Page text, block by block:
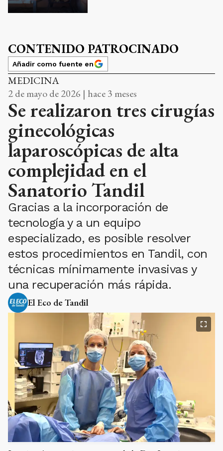
CONTENIDO PATROCINADO
Añadir como fuente en
MEDICINA
2 de mayo de 2026 | hace 3 meses
Se realizaron tres cirugías
ginecológicas
laparoscópicas de alta
complejidad en el
Sanatorio Tandil
Gracias a la incorporación de
tecnología y a un equipo
especializado, es posible resolver
estos procedimientos en Tandil, con
técnicas mínimamente invasivas y
una recuperación más rápida.
El Eco de Tandil